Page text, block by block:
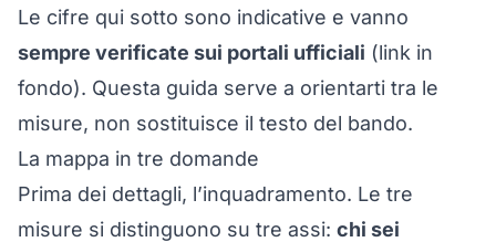
Le cifre qui sotto sono indicative e vanno
sempre verificate sui portali ufficiali (link in
fondo). Questa guida serve a orientarti tra le
misure, non sostituisce il testo del bando.
La mappa in tre domande
Prima dei dettagli, l’inquadramento. Le tre
misure si distinguono su tre assi: chi sei